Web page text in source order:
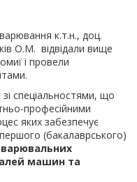
к.т.н., доц.
О.М. відвідали вище
і провели
спеціальностями, що
професійними
яких забезпечує
(бакалаврського)
машин та